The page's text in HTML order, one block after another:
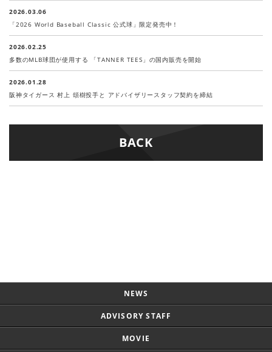
2026.03.06
「2026 World Baseball Classic 公式球」限定発売中！
2026.02.25
多数のMLB球団が使用する 「TANNER TEES」の国内販売を開始
2026.01.28
阪神タイガース 村上 頌樹投手と アドバイザリースタッフ契約を締結
BACK
NEWS
ADVISORY STAFF
MOVIE